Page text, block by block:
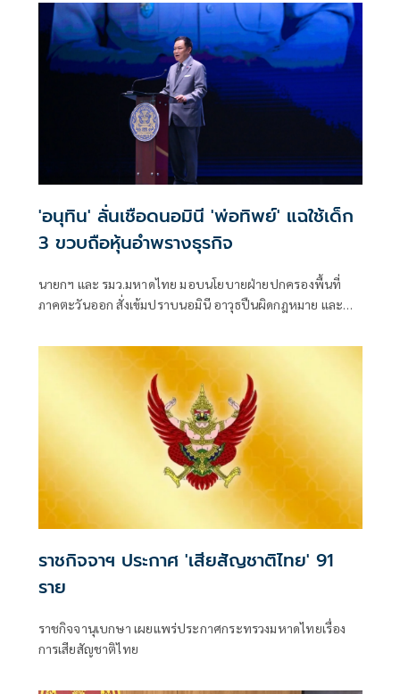
'อนุทิน' ลั่นเชือดนอมินี 'พ่อทิพย์' แฉใช้เด็ก
3 ขวบถือหุ้นอำพรางธุรกิจ
นายกฯ และ รมว.มหาดไทย มอบนโยบายฝ่ายปกครองพื้นที่
ภาคตะวันออก สั่งเข้มปราบนอมินี อาวุธปืนผิดกฎหมาย และ
แรกเกิดเป็
ราชกิจจาฯ ประกาศ 'เสียสัญชาติไทย' 91
ราย
ราชกิจจานุเบกษา เผยแพร่ประกาศกระทรวงมหาดไทยเรื่อง
การเสียสัญชาติไทย